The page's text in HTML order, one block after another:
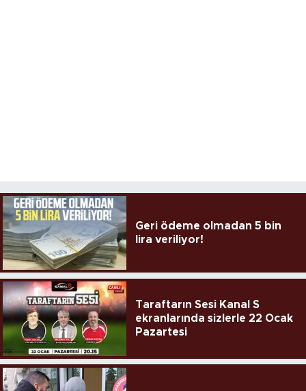
Geri ödeme olmadan 5 bin
lira veriliyor!
Taraftarın Sesi Kanal S
ekranlarında sizlerle 22 Ocak
Pazartesi